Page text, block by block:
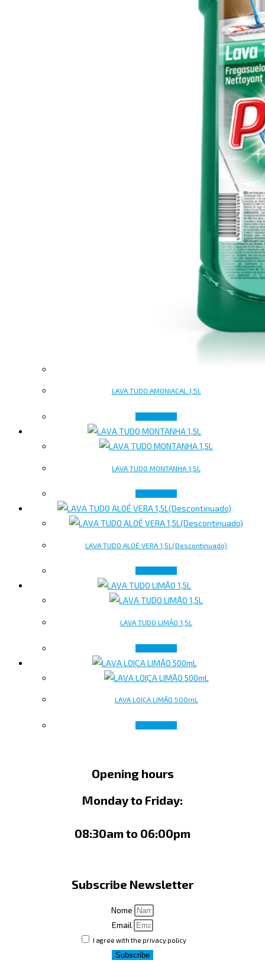
LAVA TUDO AMONIACAL 1,5L
LAVA TUDO MONTANHA 1,5L
LAVA TUDO ALOÉ VERA 1,5L(Descontinuado)
LAVA TUDO LIMÃO 1,5L
LAVA LOIÇA LIMÃO 500mL
Opening hours
Monday to Friday:
08:30am to 06:00pm
Subscribe Newsletter
Nome
Email
I agree with the privacy policy
Subscribe